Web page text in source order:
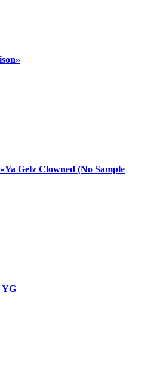
Getz Clowned (No Sample
YG